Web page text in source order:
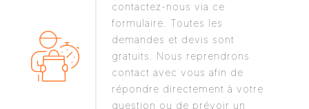
contactez-nous via ce
formulaire. Toutes les
demandes et devis sont
gratuits. Nous reprendrons
contact avec vous afin de
répondre directement à votre
question ou de prévoir un